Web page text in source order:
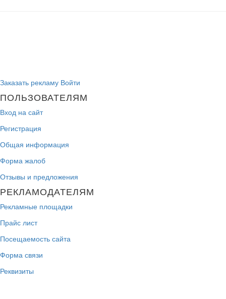
Заказать рекламу Войти
ПОЛЬЗОВАТЕЛЯМ
Вход на сайт
Регистрация
Общая информация
Форма жалоб
Отзывы и предложения
РЕКЛАМОДАТЕЛЯМ
Рекламные площадки
Прайс лист
Посещаемость сайта
Форма связи
Реквизиты